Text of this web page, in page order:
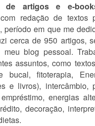
de artigos e e-
redação de textos
período em que me
cerca de 950 artigos,
meu blog pessoal.
assuntos, como
bucal, fitoterapia,
e livros), intercâmbio,
energias
decoração,